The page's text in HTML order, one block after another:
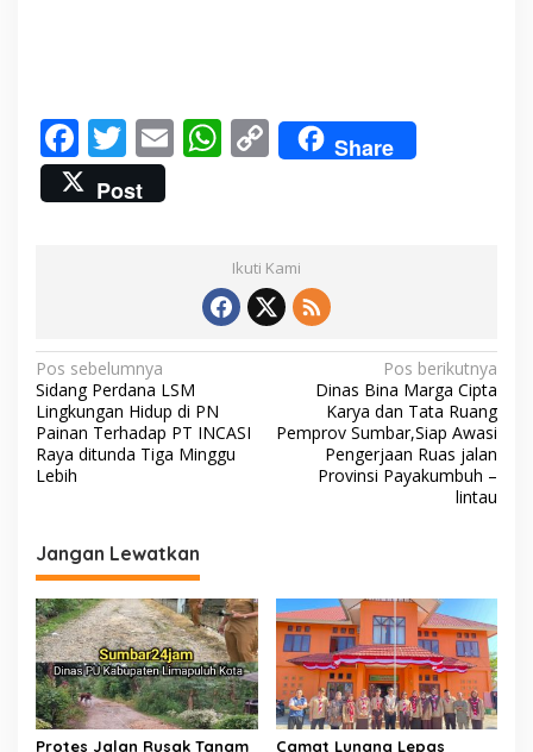
F
ac
e
k
T
w
itt
E W
s
A
p
p
C
o
y
Li
n
k
Share
Post
Ikuti Kami
N
a
v
i
a
s
i
p
o
s
Pos sebelumnya
Sidang Perdana LSM
Lingkungan Hidup di PN
Painan Terhadap PT INCASI
Raya ditunda Tiga Minggu
Lebih
Pos berikutnya
Dinas Bina Marga Cipta
Karya dan Tata Ruang
Pemprov Sumbar,Siap Awasi
Pengerjaan Ruas jalan
Provinsi Payakumbuh –
lintau
Jangan Lewatkan
Protes Jalan Rusak Tanam Camat Lunang Lepas